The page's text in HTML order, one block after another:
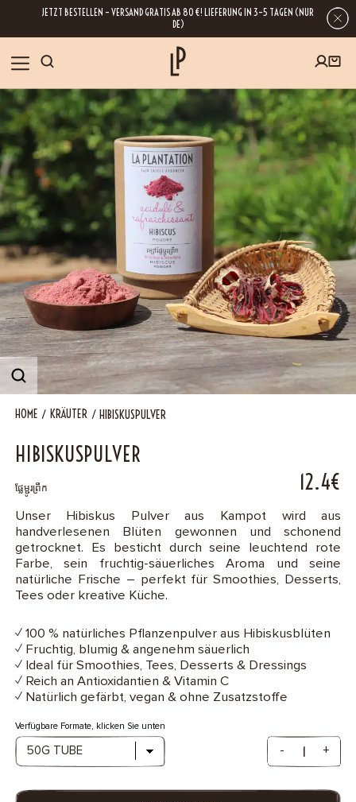
JETZT BESTELLEN – VERSAND GRATIS AB 80 €! LIEFERUNG IN 3–5 TAGEN (NUR
DE)
SHOP
GESCHENKE
BLOG
REZEPTE
BESUCHEN
ÜBER UNS
B2B
Contact
HOME KRÄUTER HIBISKUSPULVER
HIBISKUSPULVER
ផ្លែម្ជូរព្រឹក 12.4€
Unser Hibiskus Pulver aus Kampot wird aus
handverlesenen Blüten gewonnen und schonend
getrocknet. Es besticht durch seine leuchtend rote
Farbe, sein fruchtig-säuerliches Aroma und seine
natürliche Frische – perfekt für Smoothies, Desserts,
Tees oder kreative Küche.
✓ 100 % natürliches Pflanzenpulver aus Hibiskusblüten
✓ Fruchtig, blumig & angenehm säuerlich
✓ Ideal für Smoothies, Tees, Desserts & Dressings
✓ Reich an Antioxidantien & Vitamin C
✓ Natürlich gefärbt, vegan & ohne Zusatzstoffe
Verfügbare Formate, klicken Sie unten
- +
Wenn Sie Ihre E-Mail-Adresse hinterlassen, erhalten Sie Zugang zu unseren
Newslettern, die reich an Tipps, Inspirationen und Informationen über unsere
neuesten Entwicklungen sind. Selbstverständlich ist eine Abmeldung
jederzeit möglich.